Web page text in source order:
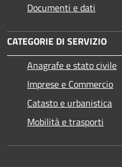
Documenti e dati
CATEGORIE DI SERVIZIO
Anagrafe e stato civile
Imprese e Commercio
Catasto e urbanistica
Mobilità e trasporti